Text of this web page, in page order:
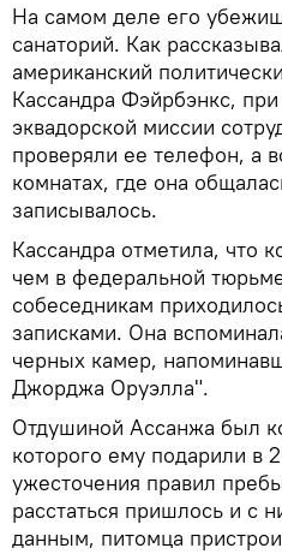
На самом деле его
санаторий. Как
американский
Кассандра Фэйрбэнкс,
эквадорской миссии
проверяли ее телефон, а
комнатах, где она
записывалось.
Кассандра отметила, что
чем в федеральной
собеседникам
записками. Она
черных камер,
Джорджа Оруэлла".
Отдушиной Ассанжа был
которого ему подарили в
ужесточения правил
расстаться пришлось и с
данным, питомца